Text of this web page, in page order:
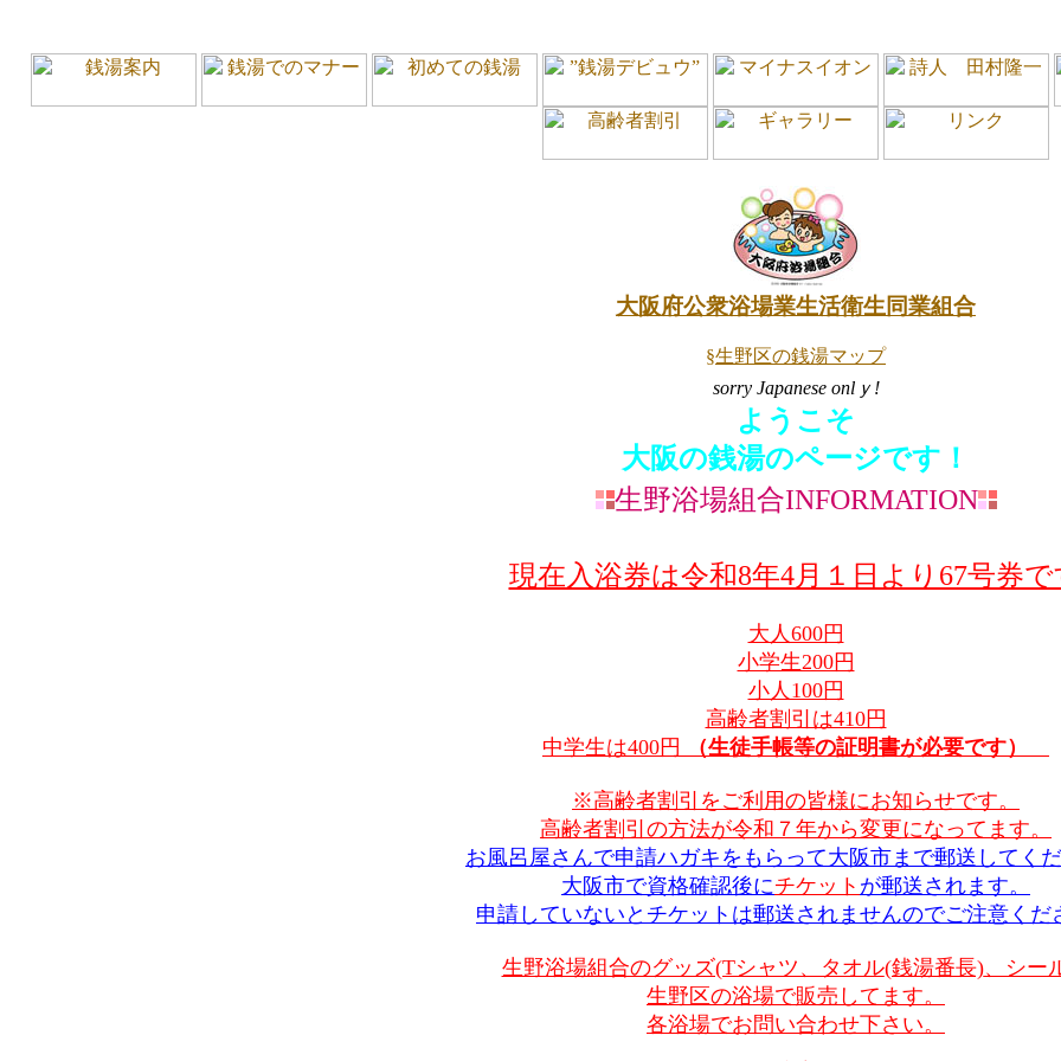
大阪府公衆浴場業生活衛生同業組合
§生野区の銭湯マップ
sorry Japanese onlｙ!
ようこそ
大阪の銭湯のページです！
生野浴場組合INFORMATION
現在入浴券は令和8年4月１日より67号券で
大人600円
小学生200円
小人100円
高齢者割引は410円
中学生は400円 （生徒手帳等の証明書が必要です）
※高齢者割引をご利用の皆様にお知らせです。
高齢者割引の方法が令和７年から変更になってます。
お風呂屋さんで申請ハガキをもらって大阪市まで郵送してくだ
大阪市で資格確認後にチケット が郵送されます。
申請していないとチケットは郵送されませんのでご注意くだ
生野浴場組合のグッズ(Tシャツ、タオル(銭湯番長)、シー
生野区の浴場で販売してます。
各浴場でお問い合わせ下さい。